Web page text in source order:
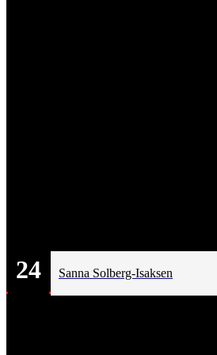
24 Sanna Solberg-Isaksen